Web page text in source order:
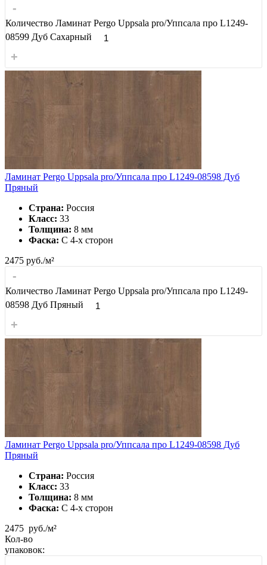
-
Количество Ламинат Pergo Uppsala pro/Уппсала про L1249-
08599 Дуб Сахарный
+
Ламинат Pergo Uppsala pro/Уппсала про L1249-08598 Дуб
Пряный
Страна: Россия
Класс: 33
Толщина: 8 мм
Фаска: С 4-x сторон
2475 руб./м²
-
Количество Ламинат Pergo Uppsala pro/Уппсала про L1249-
08598 Дуб Пряный
+
Ламинат Pergo Uppsala pro/Уппсала про L1249-08598 Дуб
Пряный
Страна: Россия
Класс: 33
Толщина: 8 мм
Фаска: С 4-x сторон
2475 руб./м²
Кол-во
упаковок: